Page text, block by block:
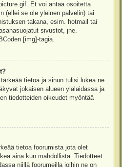
Et voi antaa osoitetta
(ellei se ole yleinen palvelin) tai
takana, esim. hotmail tai
sivustot, jne.
[img]-tagia.
tietoa ja sinun tulisi lukea ne
jokaisen alueen ylälaidassa ja
tiedotteiden oikeudet myöntää
tietoa foorumista jota olet
aina kun mahdollista. Tiedotteet
niillä foorumeilla joihin ne on